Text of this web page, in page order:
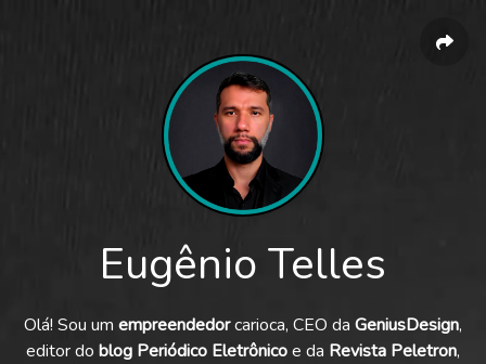
Eugênio Telles
Olá! Sou um empreendedorcarioca, CEO da GeniusDesign,
editor do blog Periódico Eletrônicoe da Revista Peletron,